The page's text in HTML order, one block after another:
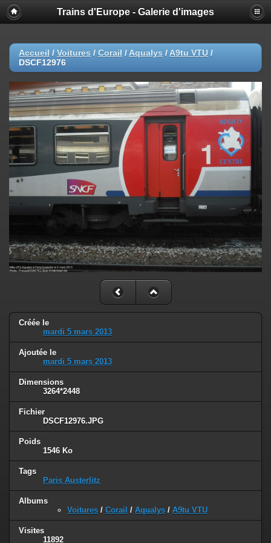
Trains d'Europe - Galerie d'images
Accueil / Voitures / Corail / Aqualys / A9tu VTU /
DSCF12976
Créée le
mardi 5 mars 2013
Ajoutée le
mardi 5 mars 2013
Dimensions
3264*2448
Fichier
DSCF12976.JPG
Poids
1546 Ko
Tags
Paris Austerlitz
Albums
Voitures / Corail / Aqualys / A9tu VTU
Visites
11892